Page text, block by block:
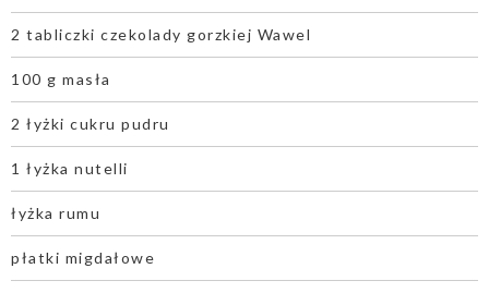
2 tabliczki czekolady gorzkiej Wawel
100 g masła
2 łyżki cukru pudru
1 łyżka nutelli
łyżka rumu
płatki migdałowe